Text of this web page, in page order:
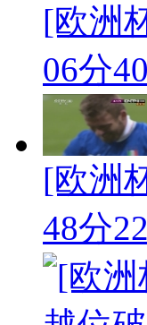
[欧洲
06分
[欧洲
48分